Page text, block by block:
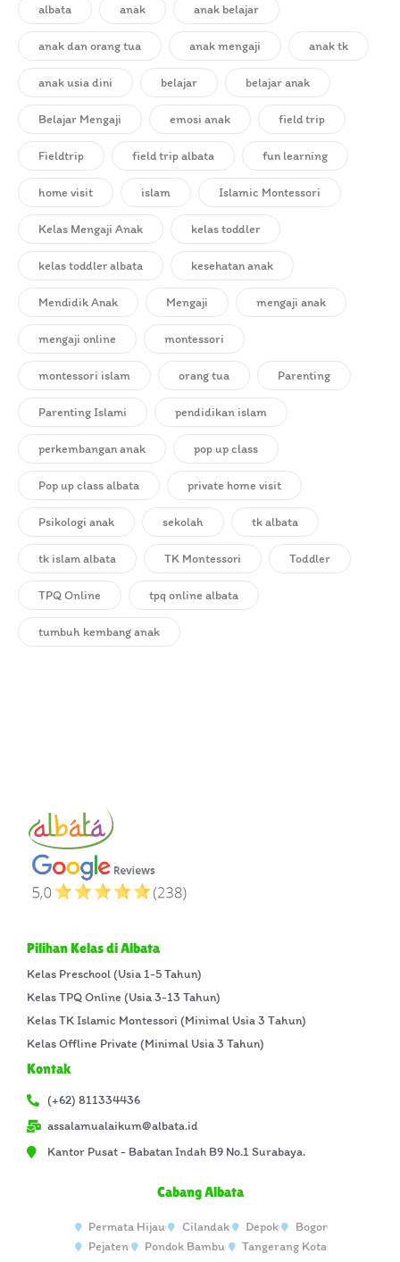
albata anak anak belajar
anak dan orang tua anak mengaji anak tk
anak usia dini belajar belajar anak
Belajar Mengaji emosi anak field trip
Fieldtrip field trip albata fun learning
home visit islam Islamic Montessori
Kelas Mengaji Anak kelas toddler
kelas toddler albata kesehatan anak
Mendidik Anak Mengaji mengaji anak
mengaji online montessori
montessori islam orang tua Parenting
Parenting Islami pendidikan islam
perkembangan anak pop up class
Pop up class albata private home visit
Psikologi anak sekolah tk albata
tk islam albata TK Montessori Toddler
TPQ Online tpq online albata
tumbuh kembang anak
Pilihan Kelas di Albata
Kelas Preschool (Usia 1-5 Tahun)
Kelas TPQ Online (Usia 3-13 Tahun)
Kelas TK Islamic Montessori (Minimal Usia 3 Tahun)
Kelas Offline Private (Minimal Usia 3 Tahun)
Kontak
(+62) 811334436
assalamualaikum@albata.id
Kantor Pusat - Babatan Indah B9 No.1 Surabaya.
Cabang Albata
Permata Hijau Cilandak Depok
Bogor
Pejaten
Pondok Bambu
Tangerang Kota